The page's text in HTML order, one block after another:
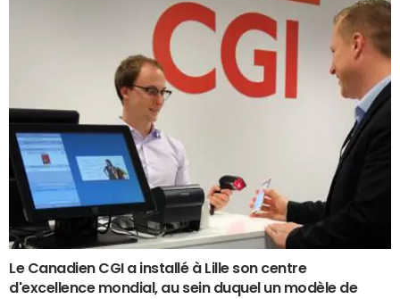
Le Canadien CGI a installé à Lille son centre
d'excellence mondial, au sein duquel un modèle de